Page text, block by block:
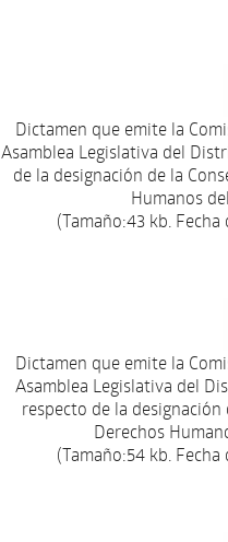
Dictamen que emite la
Asamblea Legislativa del
de la designación de la
Humanos
(Tamaño:43 kb.
Dictamen que emite la
Asamblea Legislativa del
respecto de la
Derechos
(Tamaño:54 kb.